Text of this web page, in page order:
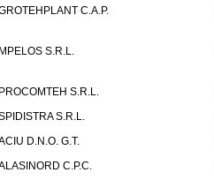
C.A.P.
S.R.L.
S.R.L.
S.R.L.
D.N.O. G.T.
C.P.C.